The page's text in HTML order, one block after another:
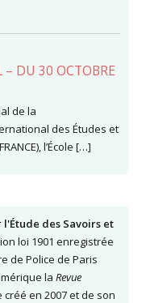
– DU 30 OCTOBRE
de la
des Études et
l’École […]
des Savoirs et
loi 1901 enregistrée
de Police de Paris
la Revue
en 2007 et de son